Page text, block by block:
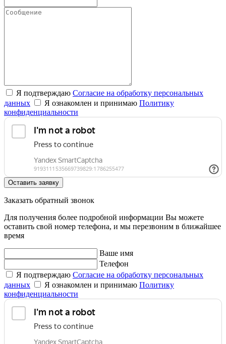
Я подтверждаю Согласие на обработку персональных
данных
Я ознакомлен и принимаю Политику
конфиденциальности
Оставить заявку
Заказать обратный звонок
Для получения более подробной информации Вы можете
оставить свой номер телефона, и мы перезвоним в ближайшее
время
Ваше имя
Телефон
Я подтверждаю Согласие на обработку персональных
данных
Я ознакомлен и принимаю Политику
конфиденциальности